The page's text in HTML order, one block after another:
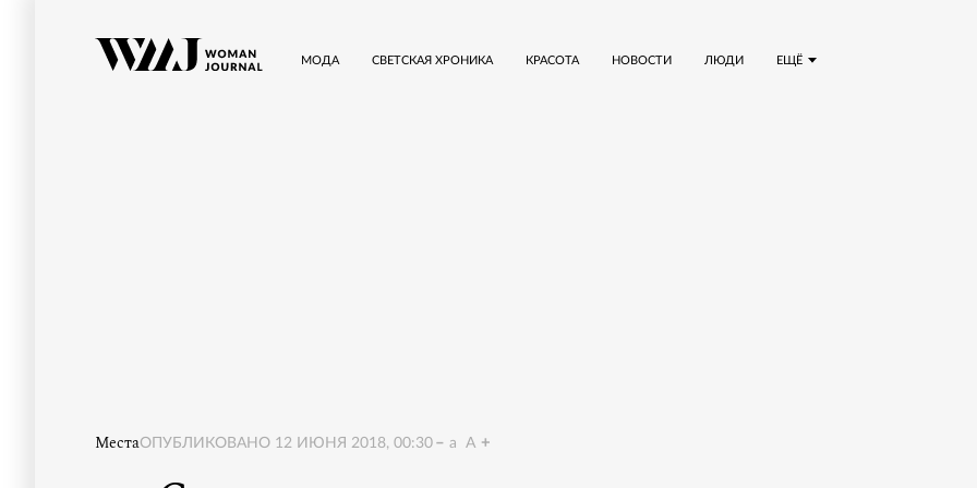
ЕЩЁ
МОДА СВЕТСКАЯ ХРОНИКА КРАСОТА НОВОСТИ ЛЮДИ
МестаОПУБЛИКОВАНО 12 ИЮНЯ 2018, 00:30 a A